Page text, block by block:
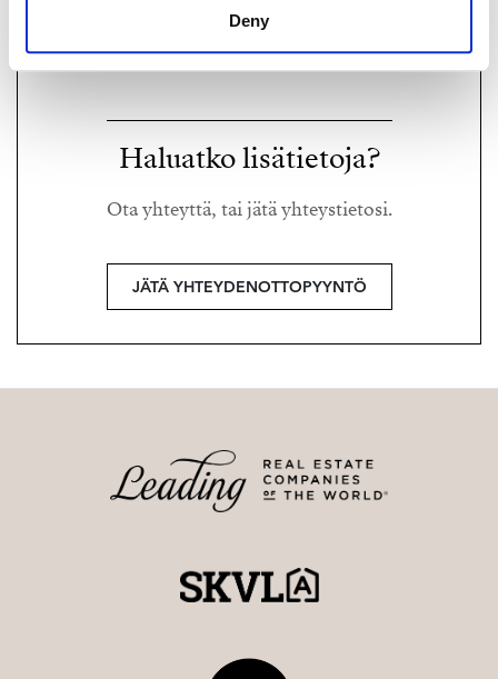
Deny
Haluatko lisätietoja?
Ota yhteyttä, tai jätä yhteystietosi.
JÄTÄ YHTEYDENOTTOPYYNTÖ